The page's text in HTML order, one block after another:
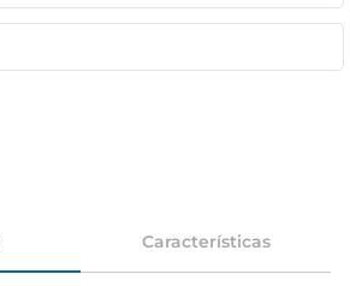
Características